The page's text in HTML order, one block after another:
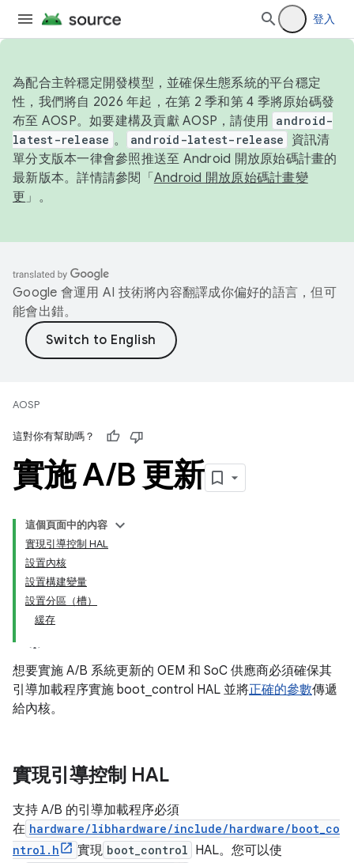
登入
為配合主幹穩定開發模型，並確保生態系統的平台穩定
性，我們將自 2026 年起，在第 2 季和第 4 季將原始碼發
布至 AOSP。如要建構及貢獻 AOSP，請使用 android-
latest-release 。 android-latest-release
資訊清
單分支版本一律會參照推送至 Android 開放原始碼計畫的
最新版本。詳情請參閱「 Android 開放原始碼計畫變
更 」。
Google 會運用 AI 技術將內容翻譯成你偏好的語言，但可
能會出錯。
AOSP
這對你有幫助嗎？
實施 A/B 更新
這個頁面中的內容
實現引導控制 HAL
設置內核
設置構建變量
設置分區（槽）
緩存
想要實施 A/B 系統更新的 OEM 和 SoC 供應商必須確保其
引導加載程序實施 boot_control HAL 並將正確的參數傳遞
給內核。
實現引導控制 HAL
支持 A/B 的引導加載程序必須
在 hardware/libhardware/include/hardware/boot_co
ntrol.h
實現 boot_control HAL。您可以使